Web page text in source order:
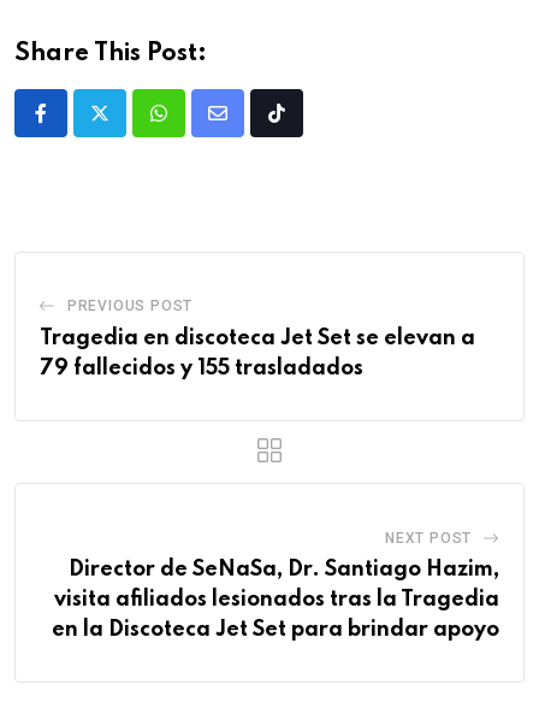
Share This Post:
PREVIOUS POST
Tragedia en discoteca Jet Set se elevan a
79 fallecidos y 155 trasladados
NEXT POST
Director de SeNaSa, Dr. Santiago Hazim,
visita afiliados lesionados tras la Tragedia
en la Discoteca Jet Set para brindar apoyo